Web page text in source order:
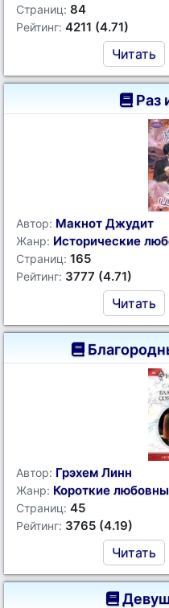
Страниц: 84
Рейтинг: 4211 (4.71)
Читать
Раз
Автор: Макнот Джудит
Жанр: Исторические
Страниц: 165
Рейтинг: 3777 (4.71)
Читать
Автор: Грэхем Линн
Жанр: Короткие
Страниц: 45
Рейтинг: 3765 (4.19)
Читать